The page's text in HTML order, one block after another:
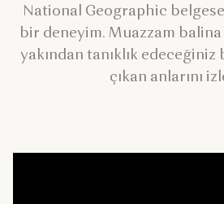
National Geographic
bir deneyim. Muazzam balina
yakından tanıklık edeceğiniz
çıkan anlarını